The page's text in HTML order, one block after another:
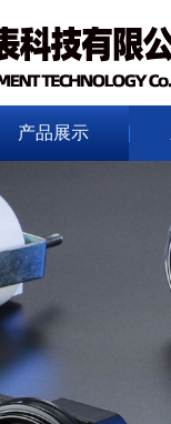
产品展示